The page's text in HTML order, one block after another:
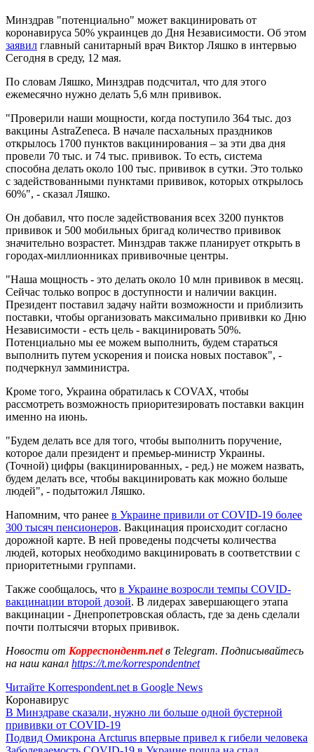
Минздрав "потенциально" может вакцинировать от
коронавируса 50% украинцев до Дня Независимости. Об этом
заявил главный санитарный врач Виктор Ляшко в интервью
Сегодня в среду, 12 мая.
По словам Ляшко, Минздрав подсчитал, что для этого
ежемесячно нужно делать 5,6 млн прививок.
"Проверили наши мощности, когда поступило 364 тыс. доз
вакцины AstraZeneca. В начале пасхальных праздников
открылось 1700 пунктов вакцинирования – за эти два дня
провели 70 тыс. и 74 тыс. прививок. То есть, система
способна делать около 100 тыс. прививок в сутки. Это только
с задействованными пунктами прививок, которых открылось
60%", - сказал Ляшко.
Он добавил, что после задействования всех 3200 пунктов
прививок и 500 мобильных бригад количество прививок
значительно возрастет. Минздрав также планирует открыть в
городах-миллионниках прививочные центры.
"Наша мощность - это делать около 10 млн прививок в месяц.
Сейчас только вопрос в доступности и наличии вакцин.
Президент поставил задачу найти возможности и приблизить
поставки, чтобы организовать максимально прививки ко Дню
Независимости - есть цель - вакцинировать 50%.
Потенциально мы ее можем выполнить, будем стараться
выполнить путем ускорения и поиска новых поставок", -
подчеркнул замминистра.
Кроме того, Украина обратилась к COVAX, чтобы
рассмотреть возможность приоритезировать поставки вакцин
именно на июнь.
"Будем делать все для того, чтобы выполнить поручение,
которое дали президент и премьер-министр Украины.
(Точной) цифры (вакцинированных, - ред.) не можем назвать,
будем делать все, чтобы вакцинировать как можно больше
людей", - подытожил Ляшко.
Напомним, что ранее в Украине привили от COVID-19 более
300 тысяч пенсионеров. Вакцинация происходит согласно
дорожной карте. В ней проведены подсчеты количества
людей, которых необходимо вакцинировать в соответствии с
приоритетными группами.
Также сообщалось, что в Украине возросли темпы COVID-
вакцинации второй дозой. В лидерах завершающего этапа
вакцинации - Днепропетровская область, где за день сделали
почти полтысячи вторых прививок.
Новости от Корреспондент.netв Telegram. Подписывайтесь
на наш канал https://t.me/korrespondentnet
Читайте Korrespondent.net в Google News
Коронавирус
В Минздраве сказали, нужно ли больше одной бустерной
прививки от COVID-19
Подвид Омикрона Arcturus впервые привел к гибели человека